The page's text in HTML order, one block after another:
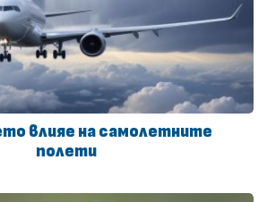
влияе на самолетните
полети